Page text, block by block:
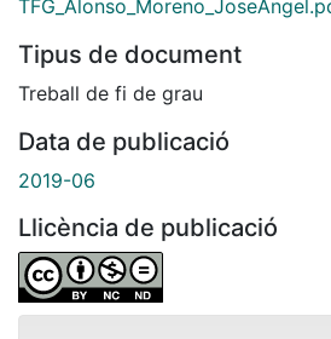
Tipus de document
Treball de fi de grau
Data de publicació
2019-06
Llicència de publicació